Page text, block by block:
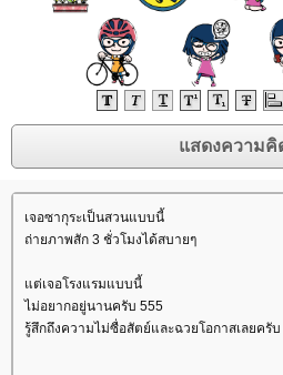
เจอซากุระเป็นสวนแบบนี้
ถ่ายภาพสัก 3 ชั่วโมงได้สบายๆ
ต่เจอโรงแรมแบบนี้
ไม่อยากอยู่นานครับ 555
รู้สึกถึงความไม่ซื่อสัตย์และฉวยโอกาสเลยครับ